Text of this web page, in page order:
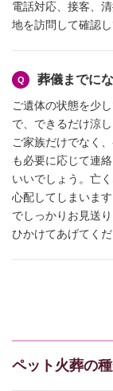
電話対応、接客、
地を訪問して確認し
葬儀までに
ご遺体の状態を少
で、できるだけ涼
ご家族だけでなく
も必要に応じて連
いいでしょう。亡
心配してしまいま
でしっかりお見送
ひかけてあげてくだ
ペット火葬の